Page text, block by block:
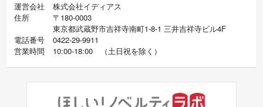
運営会社
株式会社イディアス
住所
〒180-0003
東京都武蔵野市吉祥寺南町1-8-1 三井吉祥寺ビル4F
電話番号
0422-29-9911
営業時間
10:00-18:00 （土日祝を除く）